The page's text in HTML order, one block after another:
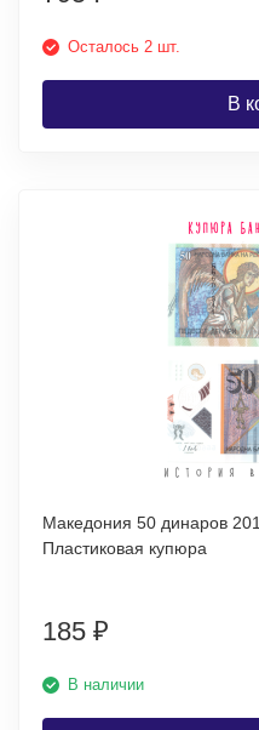
Осталось 2 шт.
В
Македония 50 динаров
Пластиковая купюра
185 ₽
В наличии